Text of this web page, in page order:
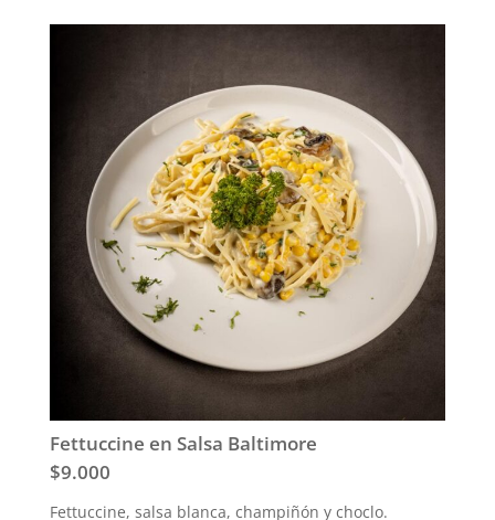
Fettuccine en Salsa Baltimore
$9.000
Fettuccine, salsa blanca, champiñón y choclo.